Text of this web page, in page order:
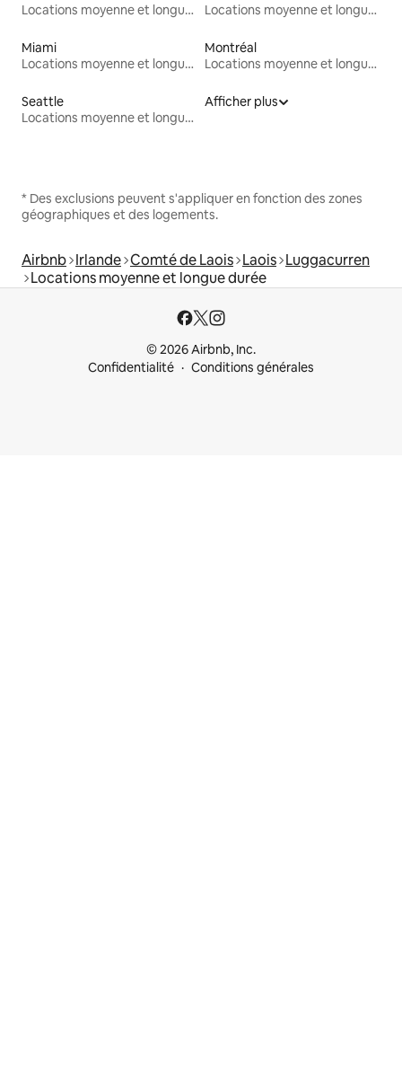
Locations moyenne et longue durée
Locations moyenne et longue durée
Miami
Locations moyenne et longue durée
Montréal
Locations moyenne et longue durée
Seattle
Locations moyenne et longue durée
Afficher plus
* Des exclusions peuvent s'appliquer en fonction des zones
géographiques et des logements.
Airbnb Irlande Comté de Laois Laois Luggacurren
Locations moyenne et longue durée
© 2026 Airbnb, Inc.
Confidentialité
Conditions générales